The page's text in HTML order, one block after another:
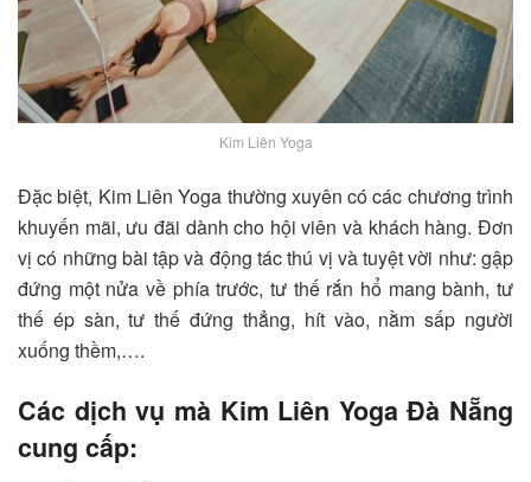
Kim Liên Yoga
Đặc biệt, Kim Liên Yoga thường xuyên có các chương trình
khuyến mãi, ưu đãi dành cho hội viên và khách hàng. Đơn
vị có những bài tập và động tác thú vị và tuyệt vời như: gập
đứng một nửa về phía trước, tư thế rắn hổ mang bành, tư
thế ép sàn, tư thế đứng thẳng, hít vào, nằm sấp người
xuống thềm,….
Các dịch vụ mà Kim Liên Yoga Đà Nẵng
cung cấp: